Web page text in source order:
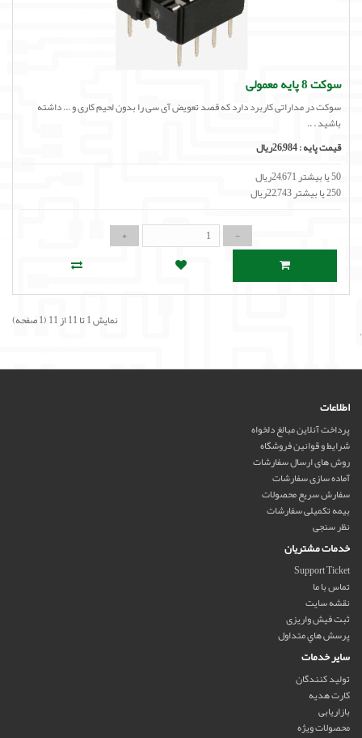
سوکت 8 پایه معمولی
سوکت در مداراتی کاربرد دارد که قصد تعویض آی سی را بدون لحیم کاری و ... داشته
باشید . ..
قیمت پایه :26,984ریال
50 یا بیشتر 24,671ریال
250 یا بیشتر 22,743ریال
نمایش 1 تا 11 از 11 (1 صفحه)
'
اطلاعات
پرداخت آنلاین مبالغ دلخواه
شرایط و قوانین فروشگاه
روش های ارسال سفارشات
آماده سازی سفارشات
سفارش سریع محصولات
بیمه تکمیلی سفارشات
نظر سنجی
خدمات مشتریان
Support Ticket
تماس با ما
نقشه سایت
ثبت فیش واریزی
پرسش هاي متداول
سایر خدمات
تولید کنندگان
کارت هدیه
بازاریابی
محصولات ویژه